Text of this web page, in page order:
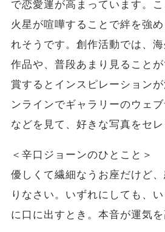
で恋愛運が高まっています。こ
火星が喧嘩することで絆を強
れそうです。創作活動では、
作品や、普段あまり見ること
賞するとインスピレーション
ンラインでギャラリーのウェ
などを見て、好きな写真をセ
＜辛口ジョーンのひとこと＞
優しくて繊細なうお座だけど
りなさい。いずれにしても、
に口に出すとき。本音が運気を